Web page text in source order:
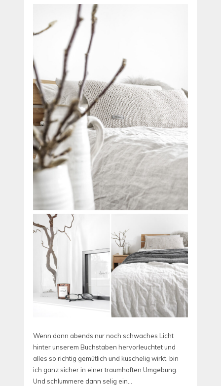
Wenn dann abends nur noch schwaches Licht
hinter unserem Buchstaben hervorleuchtet und
alles so richtig gemütlich und kuschelig wirkt, bin
ich ganz sicher in einer traumhaften Umgebung.
Und schlummere dann selig ein…